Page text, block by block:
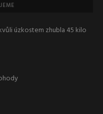
úzkostem zhubla 45 kilo